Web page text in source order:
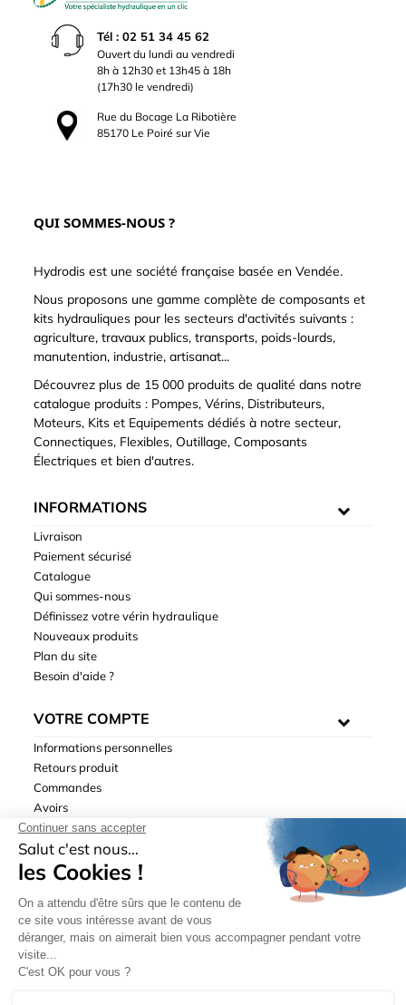
Tél : 02 51 34 45 62
Ouvert du lundi au vendredi
8h à 12h30 et 13h45 à 18h
(17h30 le vendredi)
Rue du Bocage La Ribotière
85170 Le Poiré sur Vie
QUI SOMMES-NOUS ?
Hydrodis est une société française basée en Vendée.
Nous proposons une gamme complète de composants et
kits hydrauliques pour les secteurs d'activités suivants :
agriculture, travaux publics, transports, poids-lourds,
manutention, industrie, artisanat...
Découvrez plus de 15 000 produits de qualité dans notre
catalogue produits : Pompes, Vérins, Distributeurs,
Moteurs, Kits et Equipements dédiés à notre secteur,
Connectiques, Flexibles, Outillage, Composants
Électriques et bien d'autres.
INFORMATIONS
Livraison
Paiement sécurisé
Catalogue
Qui sommes-nous
Définissez votre vérin hydraulique
Nouveaux produits
Plan du site
Besoin d'aide ?
VOTRE COMPTE
Informations personnelles
Retours produit
Commandes
Avoirs
Adresses
Bons de réduction